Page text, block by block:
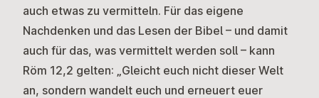
auch etwas zu vermitteln. Für das eigene
Nachdenken und das Lesen der Bibel – und damit
auch für das, was vermittelt werden soll – kann
Röm 12,2 gelten: „Gleicht euch nicht dieser Welt
an, sondern wandelt euch und erneuert euer